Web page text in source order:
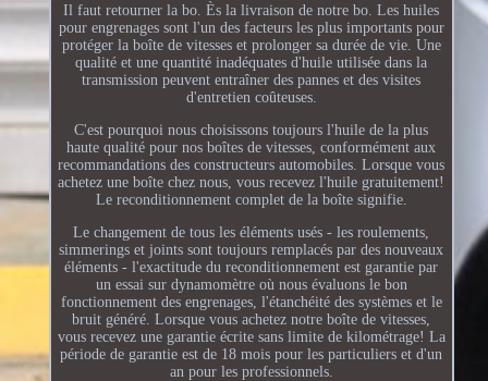
Il faut retourner la bo. Ès la livraison de notre bo. Les huiles
pour engrenages sont l'un des facteurs les plus importants pour
protéger la boîte de vitesses et prolonger sa durée de vie. Une
qualité et une quantité inadéquates d'huile utilisée dans la
transmission peuvent entraîner des pannes et des visites
d'entretien coûteuses.
C'est pourquoi nous choisissons toujours l'huile de la plus
haute qualité pour nos boîtes de vitesses, conformément aux
recommandations des constructeurs automobiles. Lorsque vous
achetez une boîte chez nous, vous recevez l'huile gratuitement!
Le reconditionnement complet de la boîte signifie.
Le changement de tous les éléments usés - les roulements,
simmerings et joints sont toujours remplacés par des nouveaux
éléments - l'exactitude du reconditionnement est garantie par
un essai sur dynamomètre où nous évaluons le bon
fonctionnement des engrenages, l'étanchéité des systèmes et le
bruit généré. Lorsque vous achetez notre boîte de vitesses,
vous recevez une garantie écrite sans limite de kilométrage! La
période de garantie est de 18 mois pour les particuliers et d'un
an pour les professionnels.